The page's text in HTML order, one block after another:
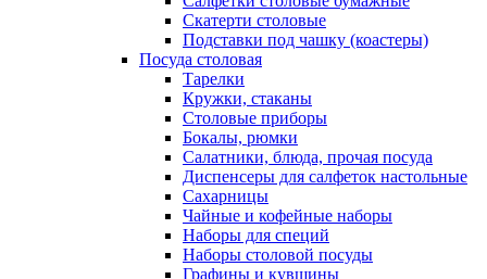
Скатерти столовые
Подставки под чашку (коастеры)
Посуда столовая
Тарелки
Кружки, стаканы
Столовые приборы
Бокалы, рюмки
Салатники, блюда, прочая посуда
Диспенсеры для салфеток настольные
Сахарницы
Чайные и кофейные наборы
Наборы для специй
Наборы столовой посуды
Графины и кувшины